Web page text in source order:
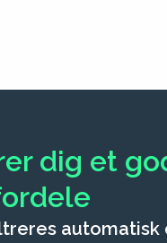
dig et
automatisk